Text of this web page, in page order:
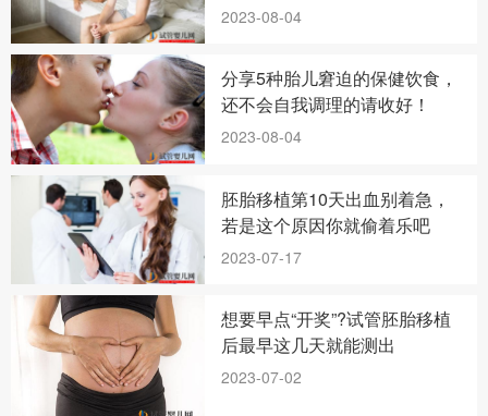
2023-08-04
分享5种胎儿窘迫的保健饮食，
还不会自我调理的请收好！
2023-08-04
胚胎移植第10天出血别着急，
若是这个原因你就偷着乐吧
2023-07-17
想要早点“开奖”?试管胚胎移植
后最早这几天就能测出
2023-07-02